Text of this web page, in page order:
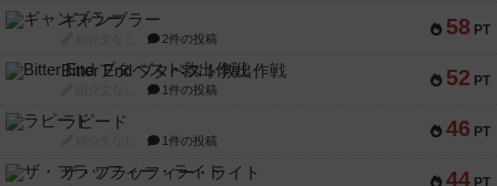
58 PT
ギャンブラー
2件の投稿
52 PT
Bitter End ブタペスト救出作戦
1件の投稿
46 PT
ラピード
1件の投稿
44 PT
ザ・フラッフィー・ライト